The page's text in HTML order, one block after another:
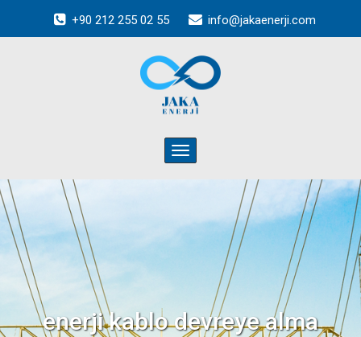
+90 212 255 02 55 info@jakaenerji.com
Toggle
navigation
enerji kablo devreye alma